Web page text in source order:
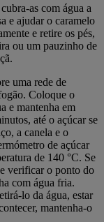
as com água a
e ajudar o caramelo
e retire os pés,
ou um pauzinho de
uma rede de
Coloque o
e mantenha em
até o açúcar se
a canela e o
de açúcar
de 140 °C. Se
verificar o ponto do
com água fria.
lo da água, estar
mantenha-o